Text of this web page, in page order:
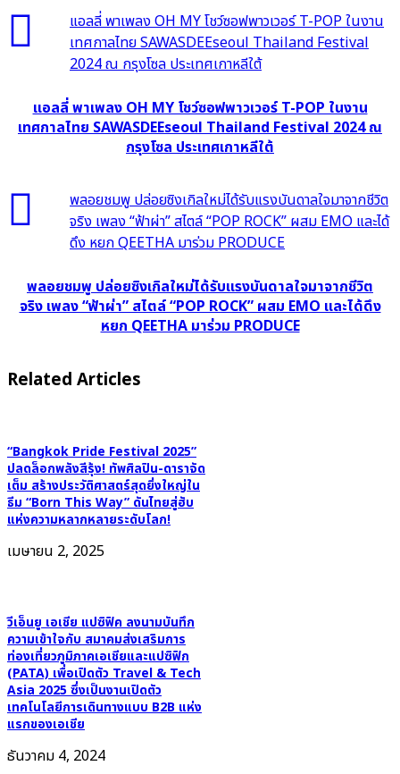
แอลลี่ พาเพลง OH MY โชว์ซอฟพาวเวอร์ T-POP ในงาน
เทศกาลไทย SAWASDEEseoul Thailand Festival
2024 ณ กรุงโซล ประเทศเกาหลีใต้
แอลลี่ พาเพลง OH MY โชว์ซอฟพาวเวอร์ T-POP ในงาน
เทศกาลไทย SAWASDEEseoul Thailand Festival 2024 ณ
กรุงโซล ประเทศเกาหลีใต้
พลอยชมพู ปล่อยซิงเกิลใหม่ได้รับแรงบันดาลใจมาจากชีวิต
จริง เพลง “ฟ้าผ่า” สไตล์ “POP ROCK” ผสม EMO และได้
ดึง หยก QEETHA มาร่วม PRODUCE
พลอยชมพู ปล่อยซิงเกิลใหม่ได้รับแรงบันดาลใจมาจากชีวิต
จริง เพลง “ฟ้าผ่า” สไตล์ “POP ROCK” ผสม EMO และได้ดึง
หยก QEETHA มาร่วม PRODUCE
Related Articles
“Bangkok Pride Festival 2025”
ปลดล็อกพลังสีรุ้ง! ทัพศิลปิน-ดาราจัด
เต็ม สร้างประวัติศาสตร์สุดยิ่งใหญ่ใน
ธีม “Born This Way” ดันไทยสู่ฮับ
แห่งความหลากหลายระดับโลก!
เมษายน 2, 2025
วีเอ็นยู เอเชีย แปซิฟิค ลงนามบันทึก
ความเข้าใจกับ สมาคมส่งเสริมการ
ท่องเที่ยวภูมิภาคเอเชียและแปซิฟิก
(PATA) เพื่อเปิดตัว Travel & Tech
Asia 2025 ซึ่งเป็นงานเปิดตัว
เทคโนโลยีการเดินทางแบบ B2B แห่ง
แรกของเอเชีย
ธันวาคม 4, 2024